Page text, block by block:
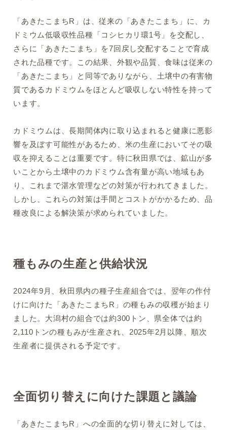
「あきたこまちR」は、従来の「あきたこまち」に、カ
ドミウム低吸収性品種「コシヒカリ環1号」を交配し、
さらに「あきたこまち」を7回戻し交配することで育成
された品種です。この結果、外観や品質、食味は従来の
「あきたこまち」と同等でありながら、土壌中の有害物
質であるカドミウムをほとんど吸収しない特性を持って
います。
カドミウムは、長期間体内に取り込まれると健康に悪影
響を及ぼす可能性があるため、米の生産においてその吸
収を抑えることは重要です。特に秋田県では、鉱山が多
いことから土壌中のカドミウム含有量が高い地域もあ
り、これまで湛水管理などの対策が行われてきました。
しかし、これらの対策は手間とコストがかかるため、品
種改良による解決策が求められていました。
種もみの生産と供給状況
2024年9月、秋田県内の種子生産組合では、翌年の作付
けに向けた「あきたこまちR」の種もみの収穫が始まり
ました。大潟村の組合では約300トン、県全体では約
2,110トンの種もみが生産され、2025年2月以降、順次
生産者に提供される予定です。
全面切り替えに向けた課題と議論
「あきたこまちR」への全面的な切り替えに対しては、